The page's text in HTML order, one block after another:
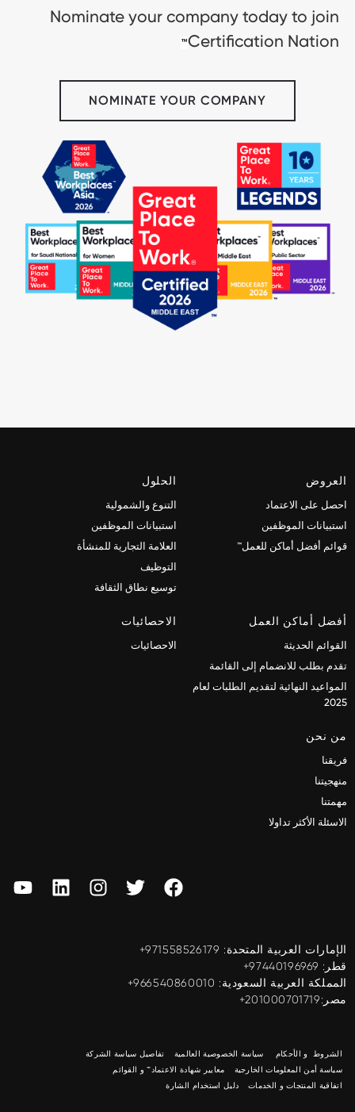
Nominate your company today to join
Certification Nation
™
NOMINATE YOUR COMPANY
العروض
احصل على الاعتماد
استبيانات الموظفين
قوائم أفضل أماكن للعمل™
الحلول
التنوع والشمولية
استبيانات الموظفين
العلامة التجارية للمنشأة
التوظيف
توسيع نطاق الثقافة
أفضل أماكن العمل
القوائم الحديثة
تقدم بطلب للانضمام إلى القائمة
المواعيد النهائية لتقديم الطلبات لعام
2025
الاحصائيات
الاحصائيات
من نحن
فريقنا
منهجيتنا
مهمتنا
الاسئلة الأكثر تداولا
الإمارات العربية المتحدة: ‎+971558526179
قطر: ‎+97440196969
المملكة العربية السعودية: ‎+966540860010
مصر:201000701719+
الشروط و الأحكام سياسة الخصوصية العالمية
تفاصيل سياسة الشركة
سياسة أمن المعلومات الخارجية
معايير شهادة الاعتماد™ و القوائم
اتفاقية المنتجات و الخدمات
دليل استخدام الشارة